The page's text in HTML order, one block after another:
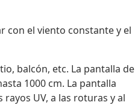
con el viento constante y el
balcón, etc. La pantalla de
1000 cm. La pantalla
UV, a las roturas y al